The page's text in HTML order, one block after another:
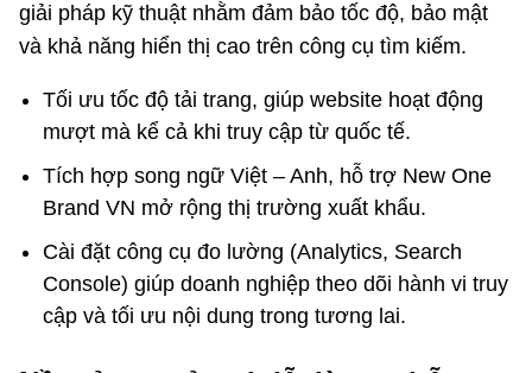
giải pháp kỹ thuật nhằm đảm bảo tốc độ, bảo mật
và khả năng hiển thị cao trên công cụ tìm kiếm.
Tối ưu tốc độ tải trang, giúp website hoạt động
mượt mà kể cả khi truy cập từ quốc tế.
Tích hợp song ngữ Việt – Anh, hỗ trợ New One
Brand VN mở rộng thị trường xuất khẩu.
Cài đặt công cụ đo lường (Analytics, Search
Console) giúp doanh nghiệp theo dõi hành vi truy
cập và tối ưu nội dung trong tương lai.